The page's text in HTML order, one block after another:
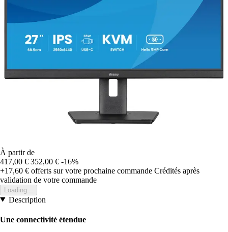
À partir de
417,00 € 352,00 € -16%
+17,60 € offerts sur votre prochaine commande Crédités après
validation de votre commande
Loading...
Description
Une connectivité étendue